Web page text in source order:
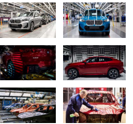
Werks Regensburg in einem
(06/2025)
модела през 2025 г.